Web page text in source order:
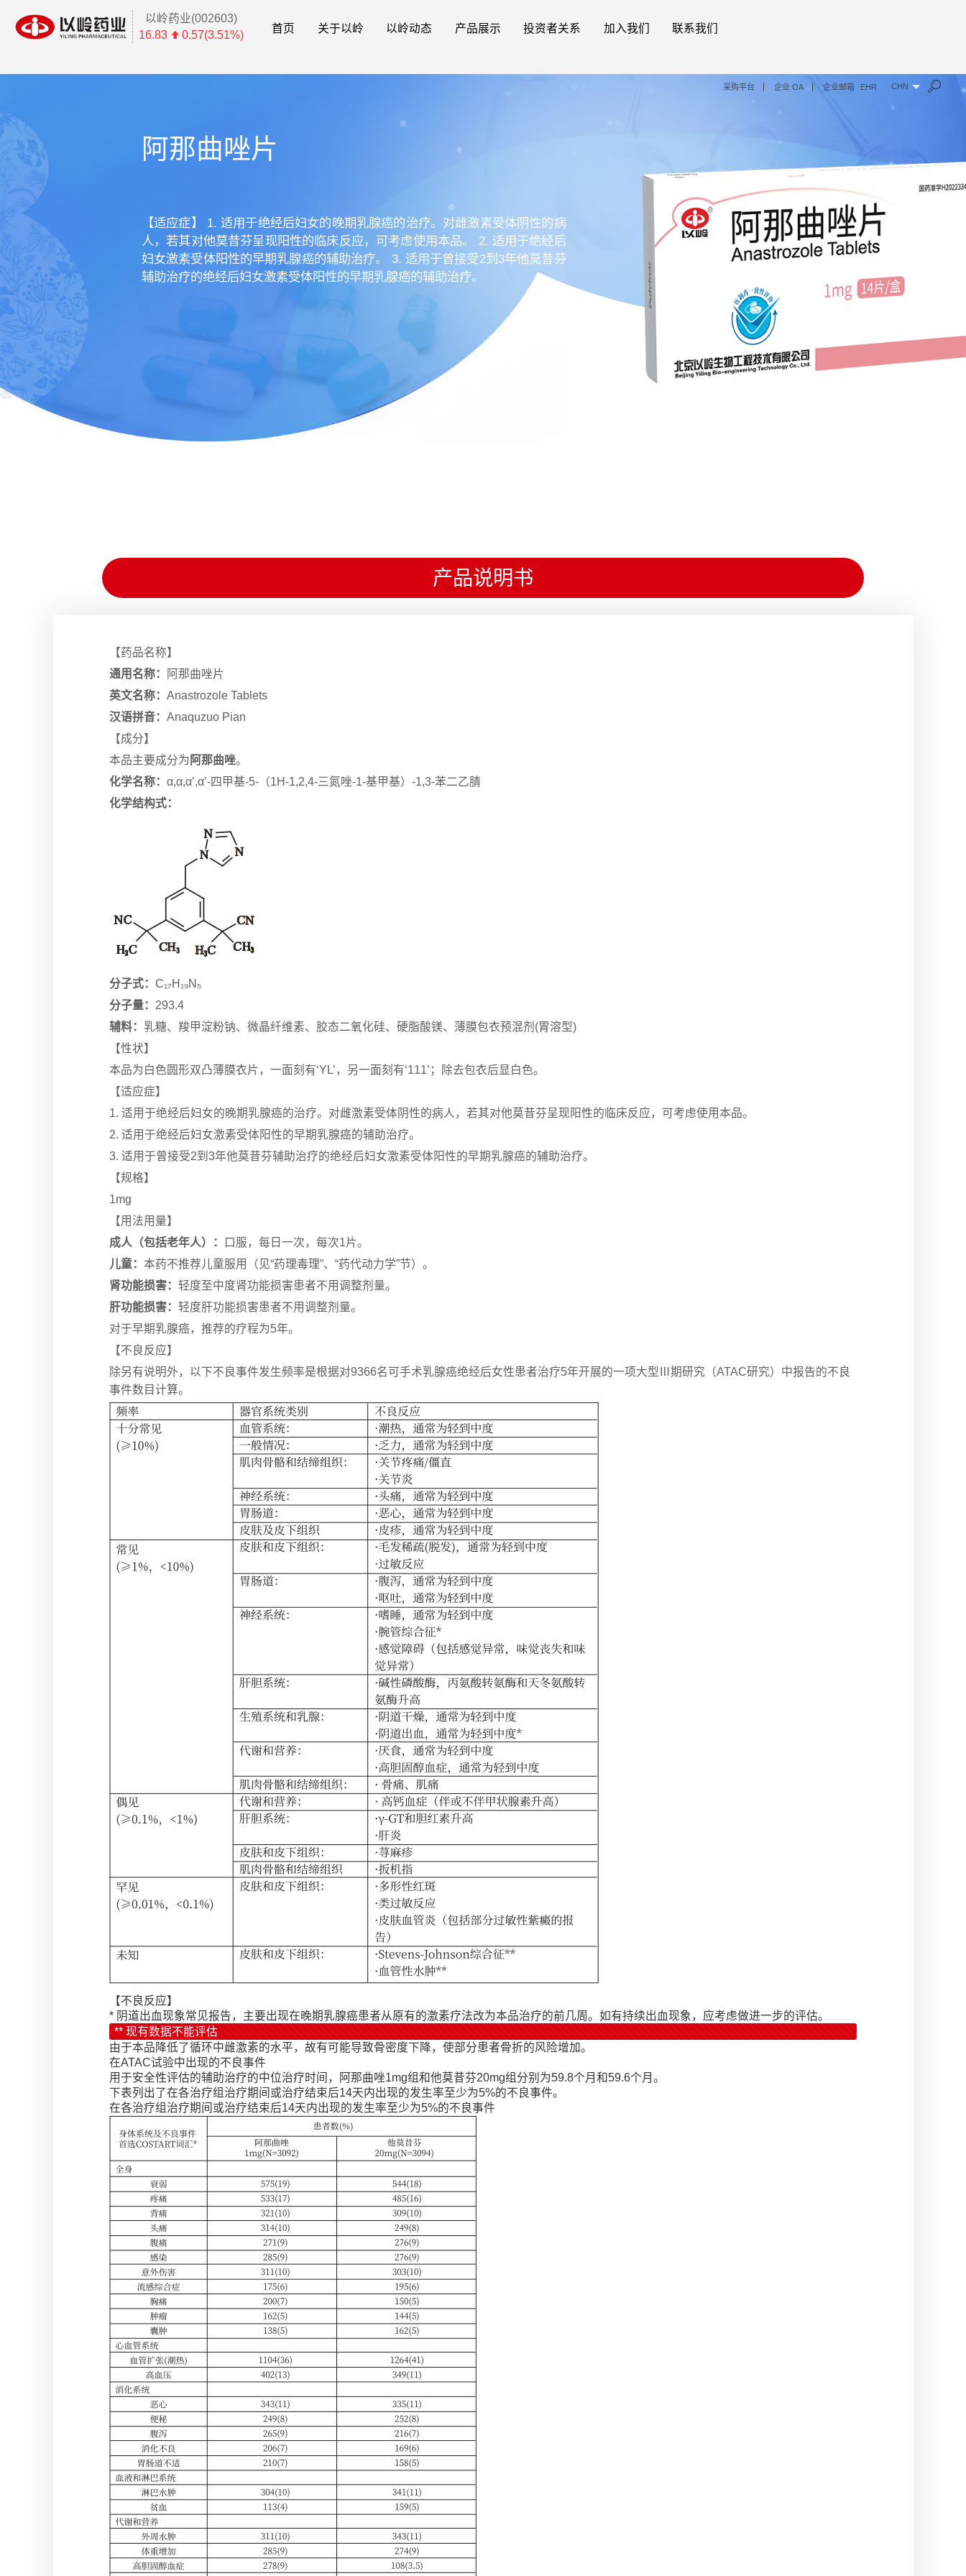
以岭药业(002603)
16.83
0.57(3.51%)
首页 关于以岭 以岭动态 产品展示 投资者关系 加入我们 联系我们
采购平台 企业 OA 企业邮箱 EHR CHN
阿那曲唑片
【适应症】 1. 适用于绝经后妇女的晚期乳腺癌的治疗。对雌激素受体阴性的病
人，若其对他莫昔芬呈现阳性的临床反应，可考虑使用本品。 2. 适用于绝经后
妇女激素受体阳性的早期乳腺癌的辅助治疗。 3. 适用于曾接受2到3年他莫昔芬
辅助治疗的绝经后妇女激素受体阳性的早期乳腺癌的辅助治疗。
产品说明书
【药品名称】
通用名称：
阿那曲唑片
英文名称：Anastrozole Tablets
汉语拼音：Anaquzuo Pian
【成分】
本品主要成分为 阿那曲唑。
化学名称：α,α,α’,α’-四甲基-5-（1H-1,2,4-三氮唑-1-基甲基）-1,3-苯二乙腈
化学结构式：
分子式：C₁₇H₁₉N₅
分子量：293.4
辅料： 乳糖、羧甲淀粉钠、微晶纤维素、胶态二氧化硅、硬脂酸镁、薄膜包衣预混剂(胃溶型)
【性状】
本品为白色圆形双凸薄膜衣片，一面刻有‘YL’，另一面刻有‘111’；除去包衣后显白色。
【适应症】
1. 适用于绝经后妇女的晚期乳腺癌的治疗。对雌激素受体阴性的病人，若其对他莫昔芬呈现阳性的临床反应，可考虑使用本品。
2. 适用于绝经后妇女激素受体阳性的早期乳腺癌的辅助治疗。
3. 适用于曾接受2到3年他莫昔芬辅助治疗的绝经后妇女激素受体阳性的早期乳腺癌的辅助治疗。
【规格】
1mg
【用法用量】
成人（包括老年人）：
口服，每日一次，每次1片。
儿童：本药不推荐儿童服用
（见“药理毒理”、“药代动力学”节）。
肾功能损害：轻度至中度肾功能损害患者不用调整剂量。
肝功能损害：轻度肝功能损害患者不用调整剂量。
对于早期乳腺癌，推荐的疗程为5年。
【不良反应】
除另有说明外，以下不良事件发生频率是根据对9366名可手术乳腺癌绝经后女性患者治疗5年开展的一项大型Ⅲ期研究（ATAC研究）中报告的不良
事件数目计算。
【不良反应】
* 阴道出血现象常见报告，主要出现在晚期乳腺癌患者从原有的激素疗法改为本品治疗的前几周。如有持续出血现象，应考虑做进一步的评估。
** 现有数据不能评估
由于本品降低了循环中雌激素的水平，故有可能导致骨密度下降，使部分患者骨折的风险增加。
在ATAC试验中出现的不良事件
用于安全性评估的辅助治疗的中位治疗时间，阿那曲唑1mg组和他莫昔芬20mg组分别为59.8个月和59.6个月。
下表列出了在各治疗组治疗期间或治疗结束后14天内出现的发生率至少为5%的不良事件。
在各治疗组治疗期间或治疗结束后14天内出现的发生率至少为5%的不良事件